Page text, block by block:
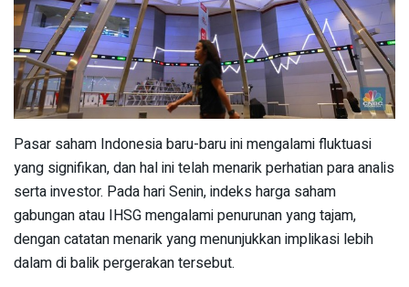
Pasar saham Indonesia baru-baru ini mengalami fluktuasi
yang signifikan, dan hal ini telah menarik perhatian para analis
serta investor. Pada hari Senin, indeks harga saham
gabungan atau IHSG mengalami penurunan yang tajam,
dengan catatan menarik yang menunjukkan implikasi lebih
dalam di balik pergerakan tersebut.